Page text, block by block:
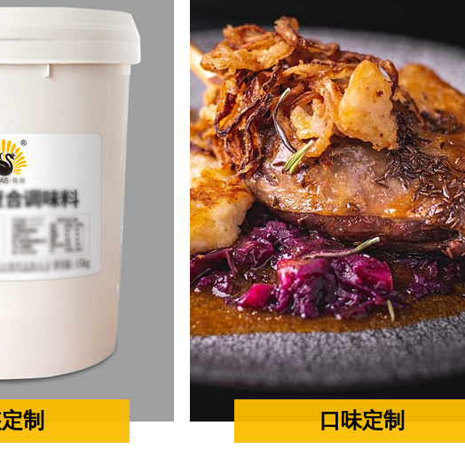
制 口味定制